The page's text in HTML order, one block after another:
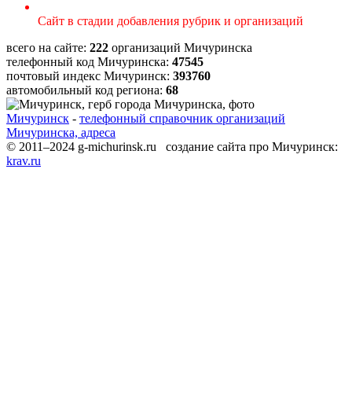
Сайт в стадии добавления рубрик и организаций
всего на сайте: 222 организаций Мичуринска
телефонный код Мичуринска: 47545
почтовый индекс Мичуринск: 393760
автомобильный код региона: 68
Мичуринск - телефонный справочник организаций
Мичуринска, адреса
© 2011–2024 g-michurinsk.ru создание сайта про Мичуринск:
krav.ru